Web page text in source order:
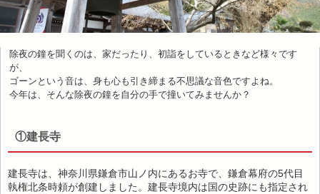
除夜の鐘を聞くのは、家だったり、初詣をしているときなど様々です
が、
ゴーンという音は、身も心も引き締まる不思議な音色ですよね。
今年は、そんな除夜の鐘を自分の手で撞いてみませんか？
①建長寺
建長寺は、神奈川県鎌倉市山ノ内にあるお寺で、鎌倉幕府の5代目
執権北条時頼が創建しました。建長寺境内は国の史跡にも指定され